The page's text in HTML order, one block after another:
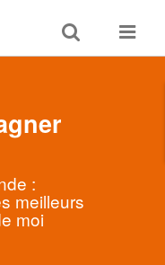
Toggle
search
Toggle
:
meilleurs
moi